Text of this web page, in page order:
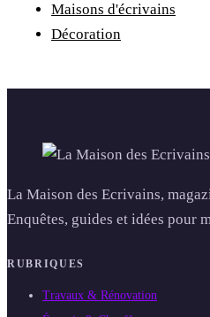
Maisons d'écrivains
Décoration
La Maison des Ecrivains,
Enquêtes, guides et idées pour
RUBRIQUES
Travaux & Rénovation